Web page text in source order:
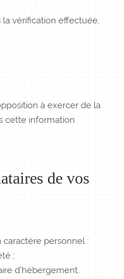
la vérification effectuée,
à exercer de la
cette information
de vos
personnel :
;
d’hébergement,